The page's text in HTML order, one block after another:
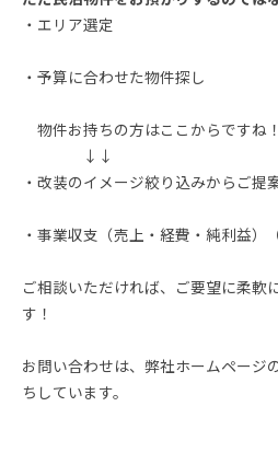
・エリア選定
・予算に合わせた物件探し
物件お持ちの方はここからですね！
↓↓
・改装のイメージ絞り込みからご提
・事業収支（売上・経費・純利益）（
ご相談いただければ、ご要望に柔軟
す！
お問い合わせは、弊社ホームページ
ちしています。